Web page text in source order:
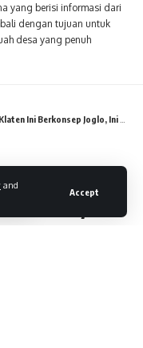
and
Accept
yang berisi informasi dari
dengan tujuan untuk
desa yang penuh
Berkonsep Joglo, Ini Filosofinya
di Klaten